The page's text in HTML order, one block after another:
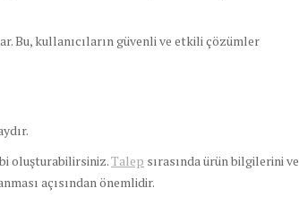
Bu, kullanıcıların güvenli ve etkili çözümler
oluşturabilirsiniz.Talep sırasında ürün bilgilerini ve
açısından önemlidir.